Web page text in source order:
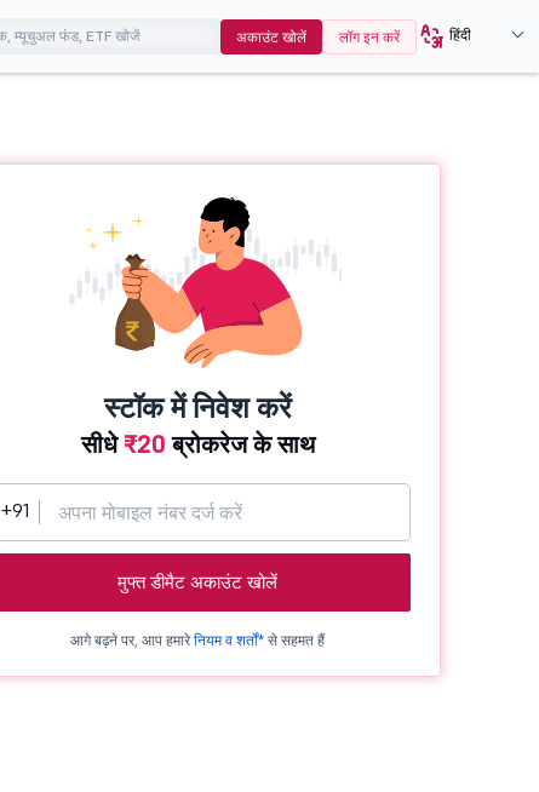
अकाउंट खोलें लॉग इन करें हिंदी
स्टॉक में निवेश करें
सीधे₹20ब्रोकरेज के साथ
+91
मुफ्त डीमैट अकाउंट खोलें
आगे बढ़ने पर, आप हमारेनियम व शर्तों* से सहमत हैं